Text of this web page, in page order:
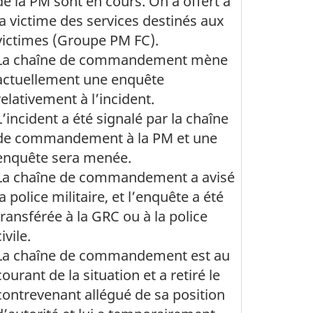
victime des services destinés aux
(Groupe PM FC).
chaîne de commandement mène
une enquête
à l’incident.
a été signalé par la chaîne
commandement à la PM et une
sera menée.
chaîne de commandement a avisé
police militaire, et l’enquête a été
à la GRC ou à la police
chaîne de commandement est au
de la situation et a retiré le
allégué de sa position